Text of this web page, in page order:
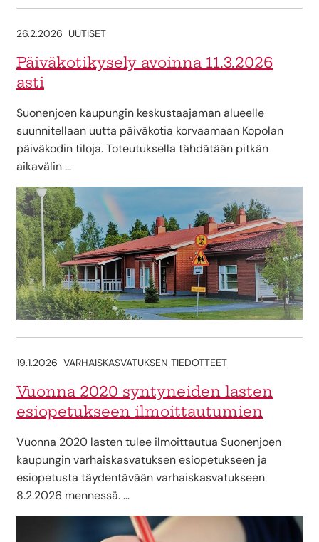
26.2.2026 UUTISET
Päiväkotikysely avoinna 11.3.2026
asti
Suonenjoen kaupungin keskustaajaman alueelle
suunnitellaan uutta päiväkotia korvaamaan Kopolan
päiväkodin tiloja. Toteutuksella tähdätään pitkän
aikavälin …
19.1.2026 VARHAISKASVATUKSEN TIEDOTTEET
Vuonna 2020 syntyneiden lasten
esiopetukseen ilmoittautumien
Vuonna 2020 lasten tulee ilmoittautua Suonenjoen
kaupungin varhaiskasvatuksen esiopetukseen ja
esiopetusta täydentävään varhaiskasvatukseen
8.2.2026 mennessä. …